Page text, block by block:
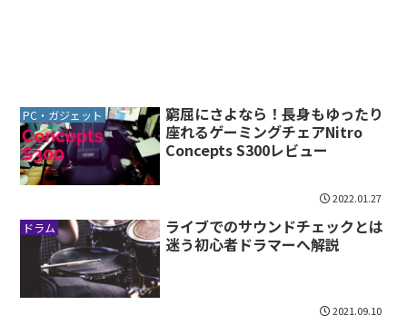
PC・ガジェット
窮屈にさよなら！長身もゆったり
座れるゲーミングチェアNitro
Concepts S300レビュー
2022.01.27
ドラム
ライブでのサウンドチェックとは
迷う初心者ドラマーへ解説
2021.09.10